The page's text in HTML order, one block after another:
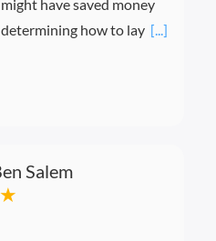
have saved money
how to lay [...]
Salem